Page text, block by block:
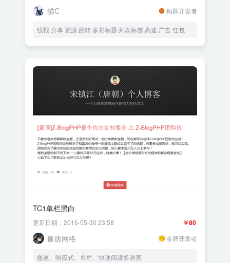
猫C 铜牌开发者
线报 分享 资源 跳转 多彩标题 列表标签 高速 广告 红包
TC1单栏黑白
￥80
更新日期：2016-05-30 23:58
豫唐网络 金牌开发者
急速、响应式、单栏、快速阅读多语言